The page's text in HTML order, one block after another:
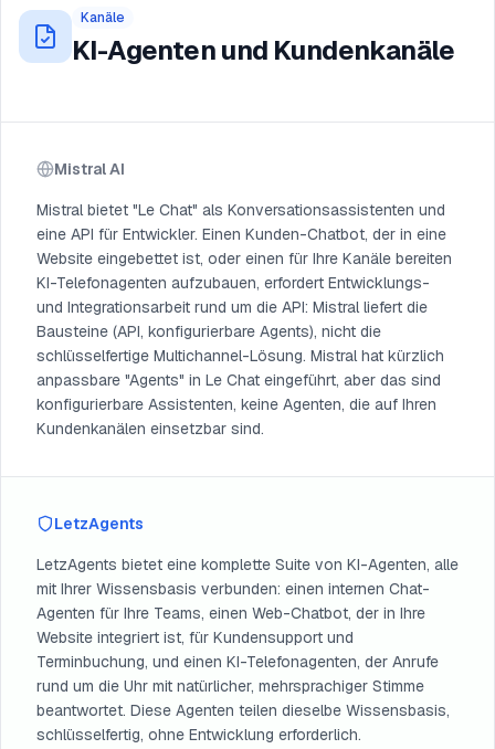
Kanäle
KI-Agenten und Kundenkanäle
Mistral AI
Mistral bietet "Le Chat" als Konversationsassistenten und
eine API für Entwickler. Einen Kunden-Chatbot, der in eine
Website eingebettet ist, oder einen für Ihre Kanäle bereiten
KI-Telefonagenten aufzubauen, erfordert Entwicklungs-
und Integrationsarbeit rund um die API: Mistral liefert die
Bausteine (API, konfigurierbare Agents), nicht die
schlüsselfertige Multichannel-Lösung. Mistral hat kürzlich
anpassbare "Agents" in Le Chat eingeführt, aber das sind
konfigurierbare Assistenten, keine Agenten, die auf Ihren
Kundenkanälen einsetzbar sind.
LetzAgents
LetzAgents bietet eine komplette Suite von KI-Agenten, alle
mit Ihrer Wissensbasis verbunden: einen internen Chat-
Agenten für Ihre Teams, einen Web-Chatbot, der in Ihre
Website integriert ist, für Kundensupport und
Terminbuchung, und einen KI-Telefonagenten, der Anrufe
rund um die Uhr mit natürlicher, mehrsprachiger Stimme
beantwortet. Diese Agenten teilen dieselbe Wissensbasis,
schlüsselfertig, ohne Entwicklung erforderlich.